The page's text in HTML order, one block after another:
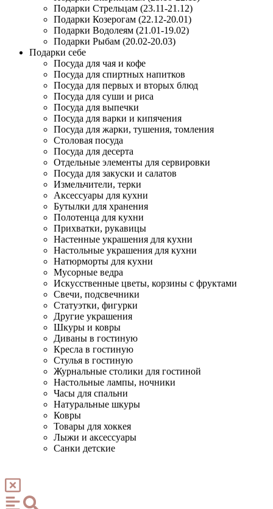
Подарки Стрельцам (23.11-21.12)
Подарки Козерогам (22.12-20.01)
Подарки Водолеям (21.01-19.02)
Подарки Рыбам (20.02-20.03)
Подарки себе
Посуда для чая и кофе
Посуда для спиртных напитков
Посуда для первых и вторых блюд
Посуда для суши и риса
Посуда для выпечки
Посуда для варки и кипячения
Посуда для жарки, тушения, томления
Столовая посуда
Посуда для десерта
Отдельные элементы для сервировки
Посуда для закуски и салатов
Измельчители, терки
Аксессуары для кухни
Бутылки для хранения
Полотенца для кухни
Прихватки, рукавицы
Настенные украшения для кухни
Настольные украшения для кухни
Натюрморты для кухни
Мусорные ведра
Искусственные цветы, корзины с фруктами
Свечи, подсвечники
Статуэтки, фигурки
Другие украшения
Шкуры и ковры
Диваны в гостиную
Кресла в гостиную
Стулья в гостиную
Журнальные столики для гостиной
Настольные лампы, ночники
Часы для спальни
Натуральные шкуры
Ковры
Товары для хоккея
Лыжи и аксессуары
Санки детские